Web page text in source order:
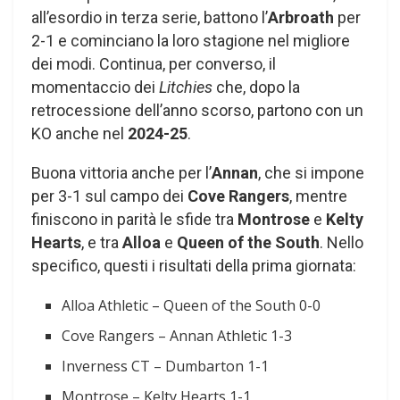
all’esordio in terza serie, battono l’Arbroath per
2-1 e cominciano la loro stagione nel migliore
dei modi. Continua, per converso, il
momentaccio dei Litchies che, dopo la
retrocessione dell’anno scorso, partono con un
KO anche nel 2024-25.
Buona vittoria anche per l’Annan, che si impone
per 3-1 sul campo dei Cove Rangers, mentre
finiscono in parità le sfide tra Montrose e Kelty
Hearts, e traAlloa e Queen of the South. Nello
specifico, questi i risultati della prima giornata:
Alloa Athletic – Queen of the South 0-0
Cove Rangers – Annan Athletic 1-3
Inverness CT – Dumbarton 1-1